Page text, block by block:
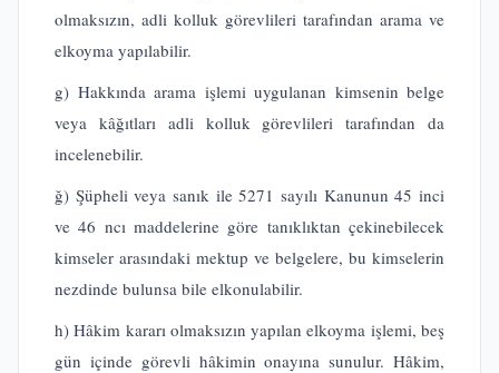
olmaksızın, adli kolluk görevlileri tarafından arama ve
elkoyma yapılabilir.
g) Hakkında arama işlemi uygulanan kimsenin belge
veya kâğıtları adli kolluk görevlileri tarafından da
incelenebilir.
ğ) Şüpheli veya sanık ile 5271 sayılı Kanunun 45 inci
ve 46 ncı maddelerine göre tanıklıktan çekinebilecek
kimseler arasındaki mektup ve belgelere, bu kimselerin
nezdinde bulunsa bile elkonulabilir.
h) Hâkim kararı olmaksızın yapılan elkoyma işlemi, beş
gün içinde görevli hâkimin onayına sunulur. Hâkim,